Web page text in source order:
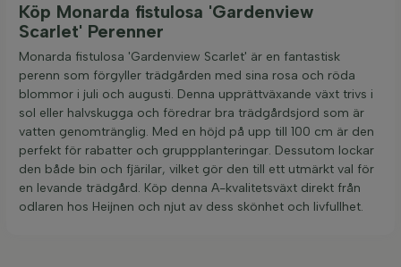
Köp Monarda fistulosa 'Gardenview
Scarlet' Perenner
Monarda fistulosa 'Gardenview Scarlet' är en fantastisk
perenn som förgyller trädgården med sina rosa och röda
blommor i juli och augusti. Denna upprättväxande växt trivs i
sol eller halvskugga och föredrar bra trädgårdsjord som är
vatten genomtränglig. Med en höjd på upp till 100 cm är den
perfekt för rabatter och gruppplanteringar. Dessutom lockar
den både bin och fjärilar, vilket gör den till ett utmärkt val för
en levande trädgård. Köp denna A-kvalitetsväxt direkt från
odlaren hos Heijnen och njut av dess skönhet och livfullhet.